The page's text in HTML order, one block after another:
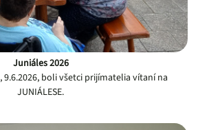
Juniáles 2026
9.6.2026, boli všetci prijímatelia vítaní na
JUNIÁLESE.